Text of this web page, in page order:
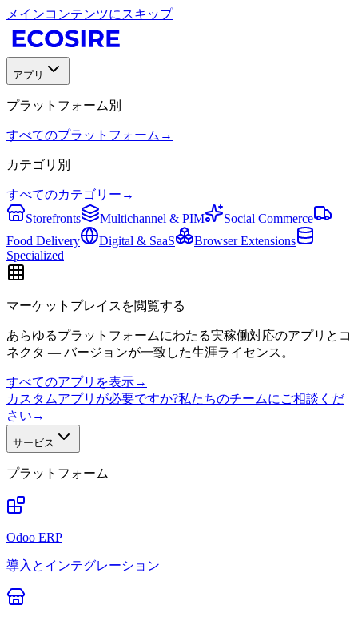
メインコンテンツにスキップ
アプリ
プラットフォーム別
すべてのプラットフォーム →
カテゴリ別
すべてのカテゴリー →
Storefronts
Multichannel & PIM
Social Commerce
Food Delivery
Digital & SaaS
Browser Extensions
Specialized
マーケットプレイスを閲覧する
あらゆるプラットフォームにわたる実稼働対応のアプリとコ
ネクタ — バージョンが一致した生涯ライセンス。
すべてのアプリを表示→
カスタムアプリが必要ですか?私たちのチームにご相談くだ
さい →
サービス
プラットフォーム
Odoo ERP
導入とインテグレーション